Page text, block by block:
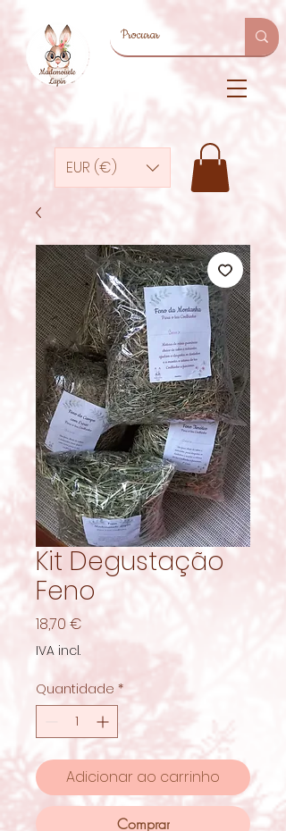
EUR (€)
Kit Degustação
Feno
18,70 €
IVA incl.
Quantidade *
Adicionar ao carrinho
Comprar